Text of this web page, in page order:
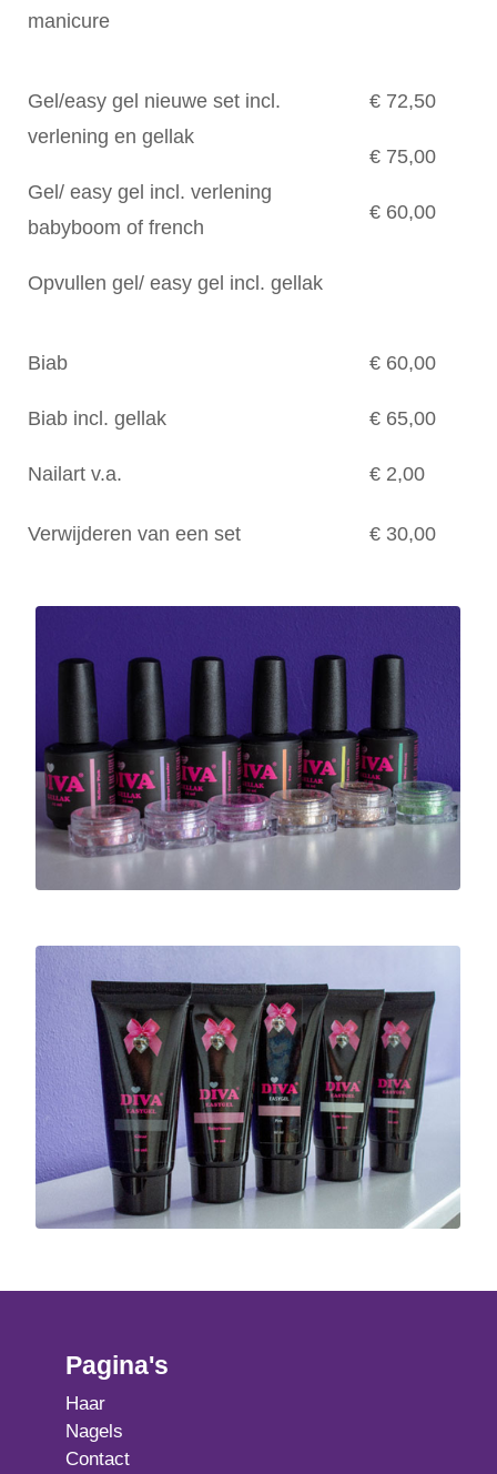
manicure
Gel/easy gel nieuwe set incl.
verlening en gellak
Gel/ easy gel incl. verlening
babyboom of french
Opvullen gel/ easy gel incl. gellak
€ 72,50
€ 75,00
€ 60,00
Biab
Biab incl. gellak
Nailart v.a.
€ 60,00
€ 65,00
€ 2,00
Verwijderen van een set € 30,00
Pagina's
Haar
Nagels
Contact